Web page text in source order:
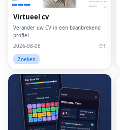
Virtueel cv
Verander uw CV in een baanbrekend
profiel
2026-08-06
1
Zoeken